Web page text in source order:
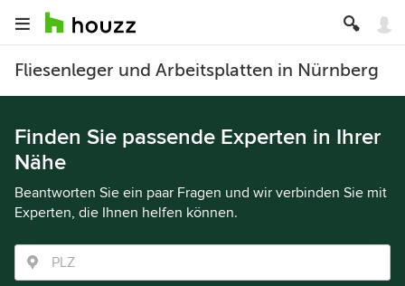
Fliesenleger und Arbeitsplatten in Nürnberg
Finden Sie passende Experten in Ihrer
Nähe
Beantworten Sie ein paar Fragen und wir verbinden Sie mit
Experten, die Ihnen helfen können.